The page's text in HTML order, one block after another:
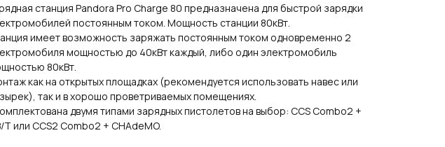
станция Pandora Pro Charge 80 предназначена для быстрой зарядки
постоянным током. Мощность станции 80кВт.
имеет возможность заряжать постоянным током одновременно 2
мощностью до 40кВт каждый, либо один электромобиль
80кВт.
как на открытых площадках (рекомендуется использовать навес или
так и в хорошо проветриваемых помещениях.
двумя типами зарядных пистолетов на выбор: CCS Combo2 +
T или CCS2 Combo2 + CHAdeMO.